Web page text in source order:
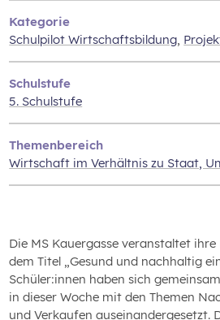
Kategorie
Schulpilot Wirtschaftsbildung,
Schulstufe
5. Schulstufe
Themenbereich
Wirtschaft im Verhältnis zu Staat‚
Die MS Kauergasse veranstaltet
dem Titel „Gesund und nachhaltig
Schüler:innen haben sich
in dieser Woche mit den Themen
und Verkaufen auseinandergesetzt.